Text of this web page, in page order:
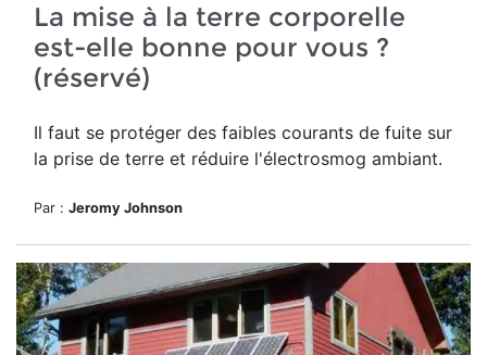
La mise à la terre corporelle
est-elle bonne pour vous ?
(réservé)
Il faut se protéger des faibles courants de fuite sur
la prise de terre et réduire l'électrosmog ambiant.
Par : Jeromy Johnson